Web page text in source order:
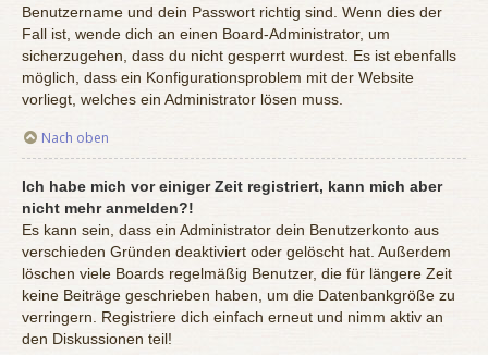
Benutzername und dein Passwort richtig sind. Wenn dies der
Fall ist, wende dich an einen Board-Administrator, um
sicherzugehen, dass du nicht gesperrt wurdest. Es ist ebenfalls
möglich, dass ein Konfigurationsproblem mit der Website
vorliegt, welches ein Administrator lösen muss.
Nach oben
Ich habe mich vor einiger Zeit registriert, kann mich aber
nicht mehr anmelden?!
Es kann sein, dass ein Administrator dein Benutzerkonto aus
verschieden Gründen deaktiviert oder gelöscht hat. Außerdem
löschen viele Boards regelmäßig Benutzer, die für längere Zeit
keine Beiträge geschrieben haben, um die Datenbankgröße zu
verringern. Registriere dich einfach erneut und nimm aktiv an
den Diskussionen teil!